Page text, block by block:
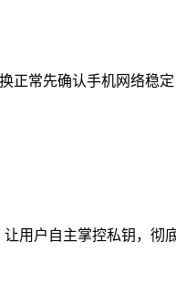
正常先确认手机网络稳
用户自主掌控私钥，彻